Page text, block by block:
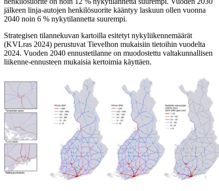
jälkeen linja-autojen henkilösuorite kääntyy laskuun ollen vuonna
2040 noin 6 % nykytilannetta suurempi.
Strategisen tilannekuvan kartoilla esitetyt nykyliikennemäärät
(KVLras 2024) perustuvat Tievelhon mukaisiin tietoihin vuodelta
2024. Vuoden 2040 ennustetilanne on muodostettu valtakunnallisen
liikenne-ennusteen mukaisia kertoimia käyttäen.